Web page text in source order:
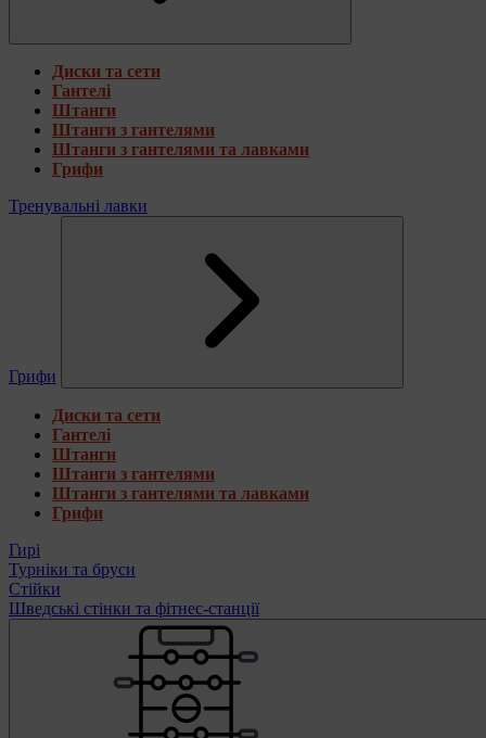
Диски та сети
Гантелі
Штанги
Штанги з гантелями
Штанги з гантелями та лавками
Грифи
Тренувальні лавки
Грифи
Диски та сети
Гантелі
Штанги
Штанги з гантелями
Штанги з гантелями та лавками
Грифи
Гирі
Турніки та бруси
Стійки
Шведські стінки та фітнес-станції